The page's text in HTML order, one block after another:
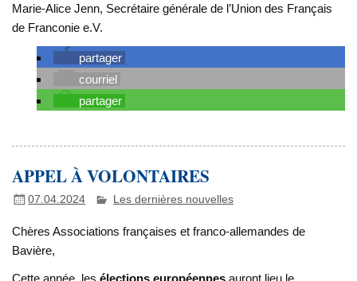
Marie-Alice Jenn, Secrétaire générale de l’Union des Français
de Franconie e.V.
partager
courriel
partager
APPEL À VOLONTAIRES
07.04.2024 Les dernières nouvelles
Chères Associations françaises et franco-allemandes de
Bavière,